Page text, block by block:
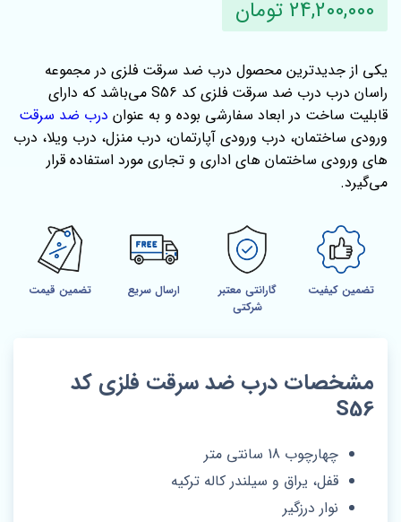
24,200,000 تومان
یکی از جدیدترین محصول درب ضد سرقت فلزی در مجموعه
راسان درب درب ضد سرقت فلزی کد S56 می‌باشد که دارای
قابلیت ساخت در ابعاد سفارشی بوده و به عنوان درب ضد سرقت
ورودی ساختمان، درب ورودی آپارتمان، درب منزل، درب ویلا، درب
های ورودی ساختمان های اداری و تجاری مورد استفاده قرار
می‌گیرد.
تضمین کیفیت
گارانتی معتبر
شرکتی
ارسال سریع تضمین قیمت
مشخصات درب ضد سرقت فلزی کد
S56
چهارچوب 18 سانتی متر
قفل، یراق و سیلندر کاله ترکیه
نوار درزگیر